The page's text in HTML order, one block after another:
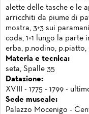
alette delle tasche e le
arricchiti da piume di
mostra, 3+3 sui
coda, 1+1 lungo la
erba, p.nodino,
Materia e tecnica:
seta, Spalle 35
Datazione:
XVIII - 1775 - 1799 -
Sede museale:
Palazzo Mocenigo -